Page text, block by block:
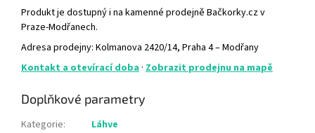
Produkt je dostupný i na kamenné prodejně Bačkorky.cz v
Praze-Modřanech.
Adresa prodejny: Kolmanova 2420/14, Praha 4 – Modřany
Kontakt a otevírací doba · Zobrazit prodejnu na mapě
Doplňkové parametry
Kategorie:
Láhve